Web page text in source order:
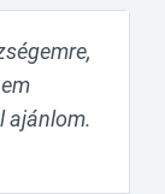
ajánlom.